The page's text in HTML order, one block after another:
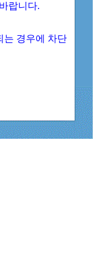
랍니다.
는 경우에 차단